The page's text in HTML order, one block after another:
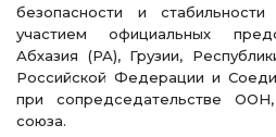
безопасности и
участием официальных
Абхазия (РА), Грузии,
Российской Федерации и
при сопредседательстве
союза.